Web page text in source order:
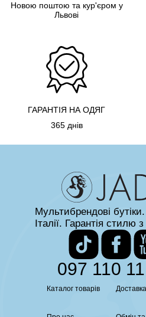
Новою поштою та кур'єром у
Львові
ГАРАНТІЯ НА ОДЯГ
365 днів
Мультибрендові
Італії. Гарантія стилю
097 110
Каталог товарів